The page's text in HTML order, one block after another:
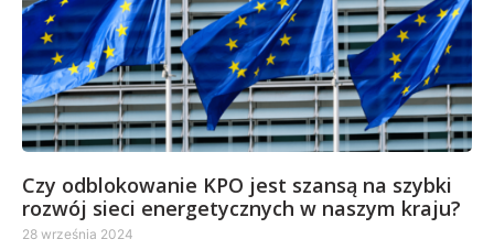
Czy odblokowanie KPO jest szansą na szybki
rozwój sieci energetycznych w naszym kraju?
28 września 2024